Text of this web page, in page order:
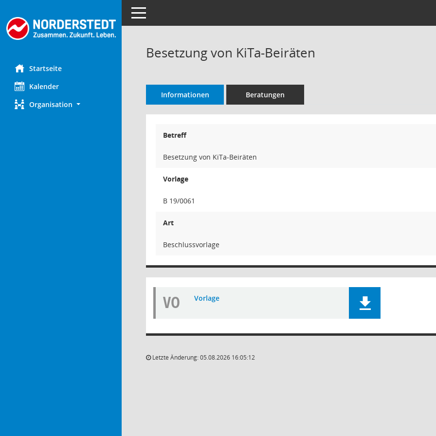
Startseite
Kalender
Organisation
Toggle navigation
Besetzung von KiTa-Beiräten
Informationen Beratungen
Betreff
Besetzung von KiTa-Beiräten
Vorlage
B 19/0061
Art
Beschlussvorlage
VO Vorlage
Letzte Änderung: 05.08.2026 16:05:12